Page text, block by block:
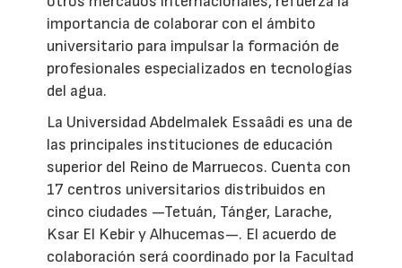
importancia de colaborar con el ámbito
universitario para impulsar la formación de
profesionales especializados en tecnologías
del agua.
La Universidad Abdelmalek Essaâdi es una de
las principales instituciones de educación
superior del Reino de Marruecos. Cuenta con
17 centros universitarios distribuidos en
cinco ciudades —Tetuán, Tánger, Larache,
Ksar El Kebir y Alhucemas—. El acuerdo de
colaboración será coordinado por la Facultad